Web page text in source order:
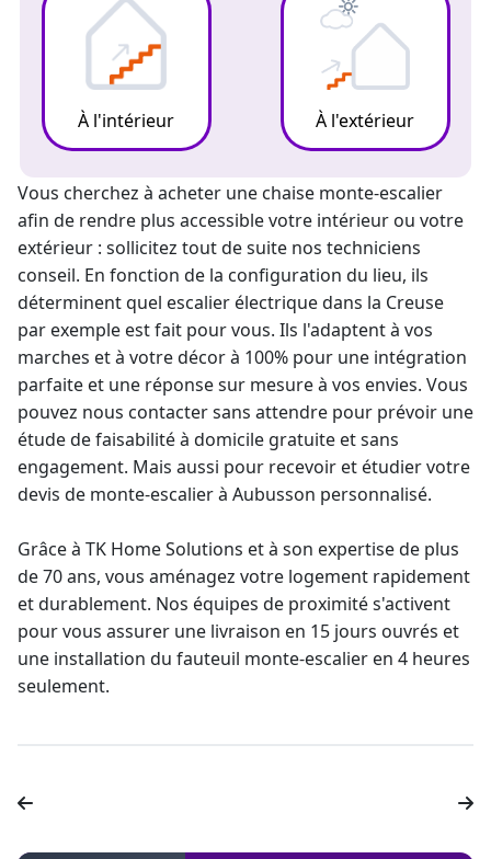
À l'intérieur À l'extérieur
Vous cherchez à acheter une chaise monte-escalier
afin de rendre plus accessible votre intérieur ou votre
extérieur : sollicitez tout de suite nos techniciens
conseil. En fonction de la configuration du lieu, ils
déterminent quel escalier électrique dans la Creuse
par exemple est fait pour vous. Ils l'adaptent à vos
marches et à votre décor à 100% pour une intégration
parfaite et une réponse sur mesure à vos envies. Vous
pouvez nous contacter sans attendre pour prévoir une
étude de faisabilité à domicile gratuite et sans
engagement. Mais aussi pour recevoir et étudier votre
devis de monte-escalierà Aubusson personnalisé.
Grâce à TK Home Solutions et à son expertise de plus
de 70 ans, vous aménagez votre logement rapidement
et durablement. Nos équipes de proximité s'activent
pour vous assurer une livraison en 15 jours ouvrés et
une installation du fauteuil monte-escalier en 4 heures
seulement.